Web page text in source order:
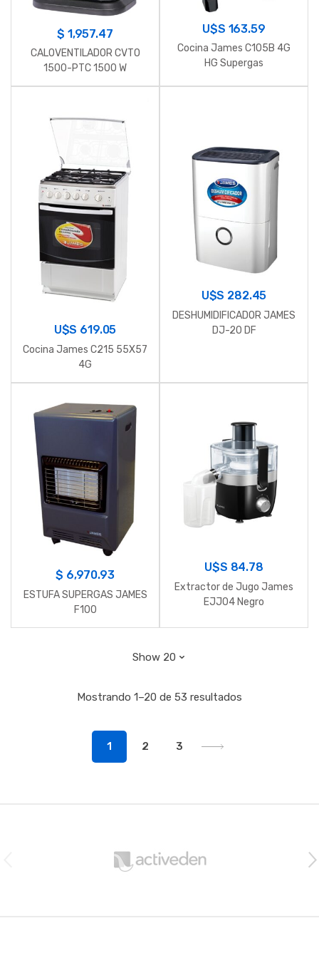
$ 1,957.47
CALOVENTILADOR CVTO
1500-PTC 1500 W
U$S 163.59
Cocina James C105B 4G
HG Supergas
U$S 619.05
Cocina James C215 55X57
4G
U$S 282.45
DESHUMIDIFICADOR JAMES
DJ-20 DF
$ 6,970.93
ESTUFA SUPERGAS JAMES
F100
U$S 84.78
Extractor de Jugo James
EJJ04 Negro
Mostrando 1–20 de 53 resultados
1 2 3